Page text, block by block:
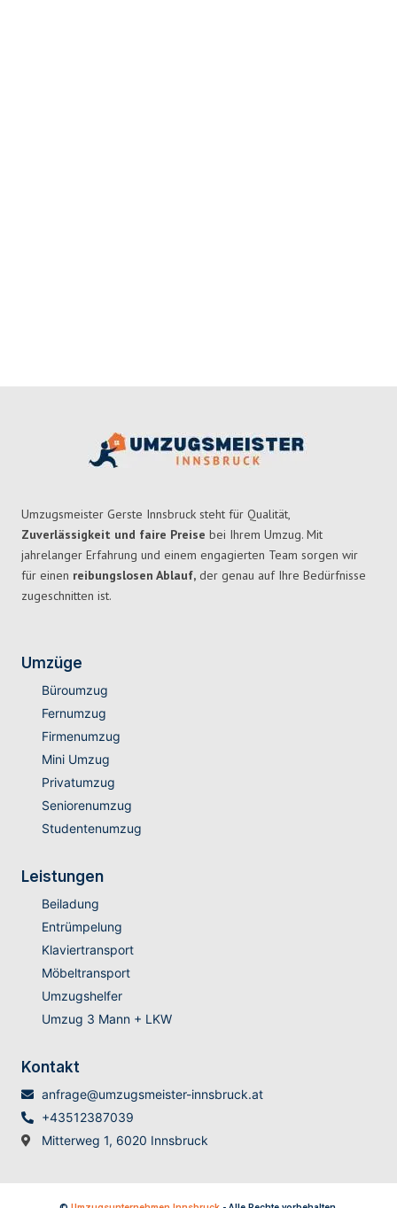
Umzugsmeister Gerste Innsbruck steht für Qualität,
Zuverlässigkeit und faire Preise bei Ihrem Umzug. Mit
jahrelanger Erfahrung und einem engagierten Team sorgen wir
für einen reibungslosen Ablauf, der genau auf Ihre Bedürfnisse
zugeschnitten ist.
Umzüge
Büroumzug
Fernumzug
Firmenumzug
Mini Umzug
Privatumzug
Seniorenumzug
Studentenumzug
Leistungen
Beiladung
Entrümpelung
Klaviertransport
Möbeltransport
Umzugshelfer
Umzug 3 Mann + LKW
Kontakt
anfrage@umzugsmeister-innsbruck.at
+43512387039
Mitterweg 1, 6020 Innsbruck